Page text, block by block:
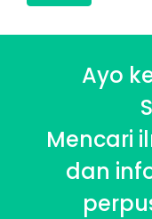
Ayo
Mencari
dan